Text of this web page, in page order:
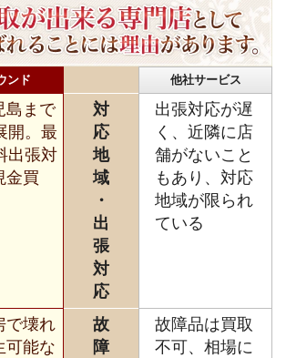
ンド 他社サービス
島まで
開。最
出張対
金買
対
応
地
域
・
出
張
対
応
出張対応が遅
く、近隣に店
舗がないこと
もあり、対応
地域が限られ
ている
で壊れ
可能な
故
障
故障品は買取
不可、相場に